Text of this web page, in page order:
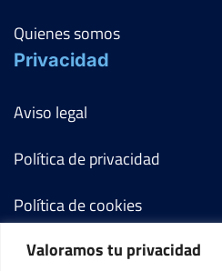
Valoramos tu privacidad
Quienes somos
Privacidad
Aviso legal
Política de privacidad
Política de cookies
Términos y condiciones